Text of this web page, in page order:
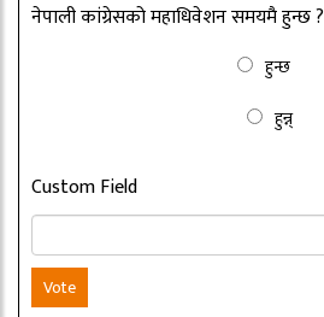
नेपाली कांग्रेसको महाधिवेशन समयमै हुन्छ ?
हुन्छ
हुन्न्
Custom Field
Vote